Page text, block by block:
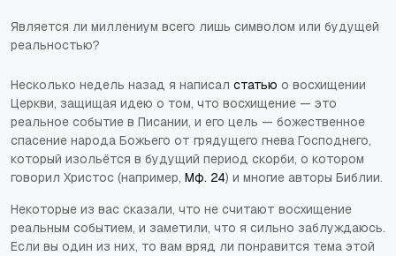
Является ли миллениум всего лишь символом или будущей
реальностью?
Несколько недель назад я написал статью о восхищении
Церкви, защищая идею о том, что восхищение — это
реальное событие в Писании, и его цель — божественное
спасение народа Божьего от грядущего гнева Господнего,
который изольётся в будущий период скорби, о котором
говорил Христос (например, Мф. 24) и многие авторы Библии.
Некоторые из вас сказали, что не считают восхищение
реальным событием, и заметили, что я сильно заблуждаюсь.
Если вы один из них, то вам вряд ли понравится тема этой